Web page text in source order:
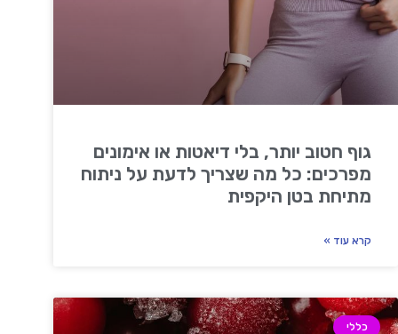
גוף חטוב יותר, בלי דיאטות או אימונים
מפרכים: כל מה שצריך לדעת על ניתוח
מתיחת בטן היקפית
קרא עוד »
כללי